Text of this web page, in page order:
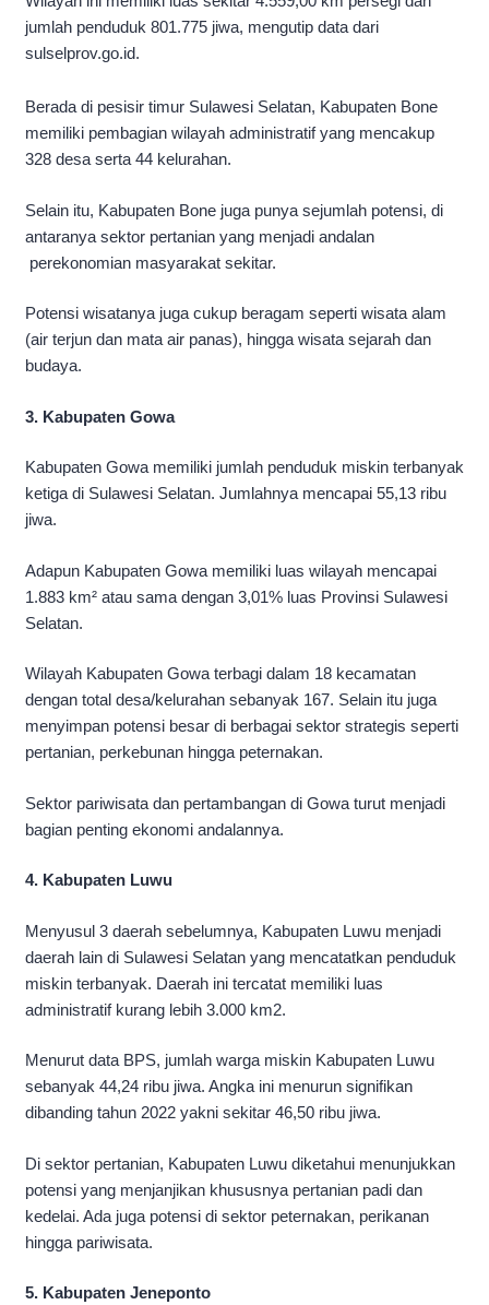
jumlah penduduk 801.775 jiwa, mengutip data dari
sulselprov.go.id.
Berada di pesisir timur Sulawesi Selatan, Kabupaten Bone
memiliki pembagian wilayah administratif yang mencakup
328 desa serta 44 kelurahan.
Selain itu, Kabupaten Bone juga punya sejumlah potensi, di
antaranya sektor pertanian yang menjadi andalan
perekonomian masyarakat sekitar.
Potensi wisatanya juga cukup beragam seperti wisata alam
(air terjun dan mata air panas), hingga wisata sejarah dan
budaya.
3. Kabupaten Gowa
Kabupaten Gowa memiliki jumlah penduduk miskin terbanyak
ketiga di Sulawesi Selatan. Jumlahnya mencapai 55,13 ribu
jiwa.
Adapun Kabupaten Gowa memiliki luas wilayah mencapai
1.883 km² atau sama dengan 3,01% luas Provinsi Sulawesi
Selatan.
Wilayah Kabupaten Gowa terbagi dalam 18 kecamatan
dengan total desa/kelurahan sebanyak 167. Selain itu juga
menyimpan potensi besar di berbagai sektor strategis seperti
pertanian, perkebunan hingga peternakan.
Sektor pariwisata dan pertambangan di Gowa turut menjadi
bagian penting ekonomi andalannya.
4. Kabupaten Luwu
Menyusul 3 daerah sebelumnya, Kabupaten Luwu menjadi
daerah lain di Sulawesi Selatan yang mencatatkan penduduk
miskin terbanyak. Daerah ini tercatat memiliki luas
administratif kurang lebih 3.000 km2.
Menurut data BPS, jumlah warga miskin Kabupaten Luwu
sebanyak 44,24 ribu jiwa. Angka ini menurun signifikan
dibanding tahun 2022 yakni sekitar 46,50 ribu jiwa.
Di sektor pertanian, Kabupaten Luwu diketahui menunjukkan
potensi yang menjanjikan khususnya pertanian padi dan
kedelai. Ada juga potensi di sektor peternakan, perikanan
hingga pariwisata.
5. Kabupaten Jeneponto